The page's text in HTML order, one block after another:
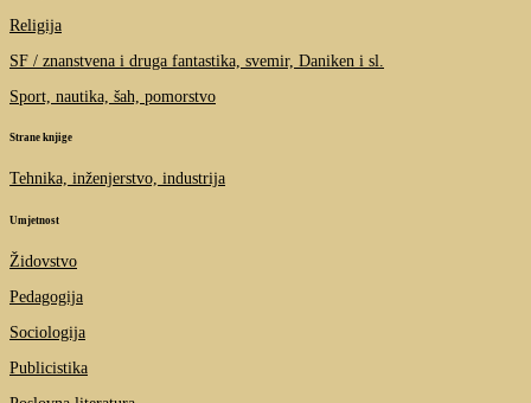
Religija
SF / znanstvena i druga fantastika, svemir, Daniken i sl.
Sport, nautika, šah, pomorstvo
Strane knjige
Tehnika, inženjerstvo, industrija
Umjetnost
Židovstvo
Pedagogija
Sociologija
Publicistika